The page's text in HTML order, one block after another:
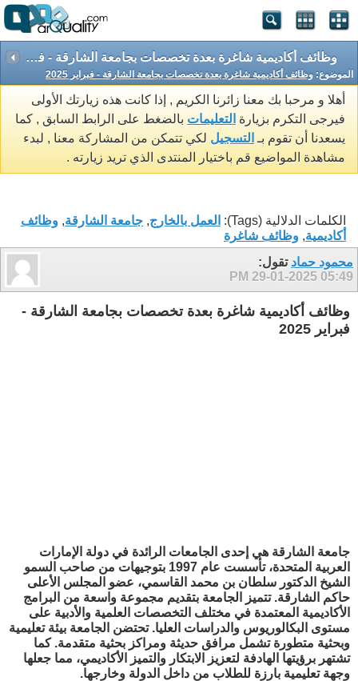
وظائف أكاديمية شاغرة بعدة تخصصات بجامعة الشارقة - فبراير 2025
الموضوع: وظائف أكاديمية شاغرة بعدة تخصصات بجامعة الشارقة - فبراير 2025
أهلا و مرحبا بك معنا زائرنا الكريم , إذا كانت هذه زيارتك الأولى
فيرجى التكرم بزيارة التعليمات بالضغط على الرابط السابق , كما
يسعدنا أن تقوم بـ التسجيل لكي تتمكن من المشاركة معنا , لبدء
مشاهدة المواضيع قم باختيار المنتدى الذي تريد زيارته .
الكلمات الدلالية (Tags): العمل بالخارج, جامعة الشارقة, وظائف
أكاديمية, وظائف شاغرة
محمود حماد تقول:
29-01-2025 05:49 PM
وظائف أكاديمية شاغرة بعدة تخصصات بجامعة الشارقة -
فبراير 2025
جامعة الشارقة هي إحدى الجامعات الرائدة في دولة الإمارات
العربية المتحدة، تأسست عام 1997 بتوجيهات من صاحب السمو
الشيخ الدكتور سلطان بن محمد القاسمي، عضو المجلس الأعلى
حاكم الشارقة. تتميز الجامعة بتقديم مجموعة واسعة من البرامج
الأكاديمية المعتمدة في مختلف التخصصات العلمية والأدبية على
مستوى البكالوريوس والدراسات العليا. تحتضن الجامعة بيئة تعليمية
وبحثية متطورة تشمل مرافق حديثة ومراكز بحثية متقدمة. كما
تشتهر برؤيتها الهادفة لتعزيز الابتكار والتميز الأكاديمي، مما جعلها
وجهة تعليمية بارزة للطلاب من داخل الدولة وخارجها.